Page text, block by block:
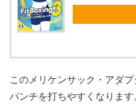
このメリケンサック・アダ
パンチを打ちやすくなります